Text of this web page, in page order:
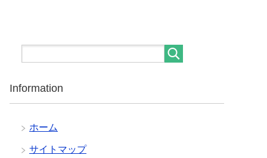
Information
ホーム
サイトマップ